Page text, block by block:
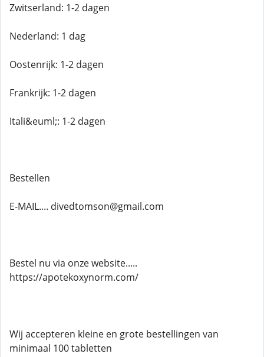
Zwitserland: 1-2 dagen
Nederland: 1 dag
Oostenrijk: 1-2 dagen
Frankrijk: 1-2 dagen
Itali&euml;: 1-2 dagen
Bestellen
E-MAIL.... divedtomson@gmail.com
Bestel nu via onze website.....
https://apotekoxynorm.com/
Wij accepteren kleine en grote bestellingen van
minimaal 100 tabletten